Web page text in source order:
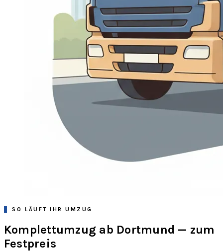
SO LÄUFT IHR UMZUG
Komplettumzug ab Dortmund — zum
Festpreis